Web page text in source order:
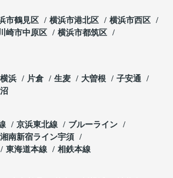
市鶴見区 横浜市港北区
横浜市西区
崎市中原区
横浜市都筑区
浜 片倉 生麦 大曽根
子安通
京浜東北線
ブルーライン
湘南新宿ライン宇須
東海道本線 相鉄本線